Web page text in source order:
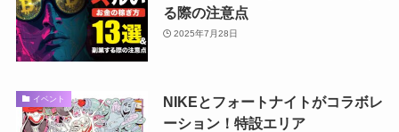
る際の注意点
2025年7月28日
イベント
NIKEとフォートナイトがコラボレ
ーション！特設エリア